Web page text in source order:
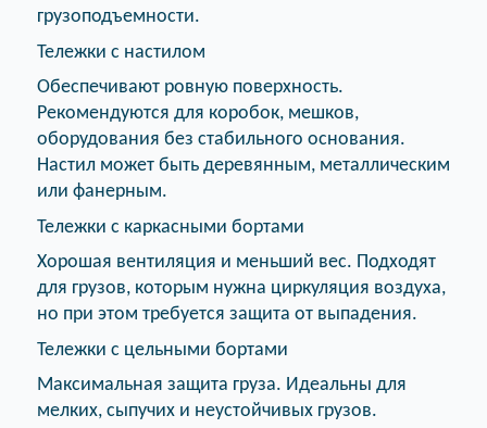
грузоподъемности.
Тележки с настилом
Обеспечивают ровную поверхность.
Рекомендуются для коробок, мешков,
оборудования без стабильного основания.
Настил может быть деревянным, металлическим
или фанерным.
Тележки с каркасными бортами
Хорошая вентиляция и меньший вес. Подходят
для грузов, которым нужна циркуляция воздуха,
но при этом требуется защита от выпадения.
Тележки с цельными бортами
Максимальная защита груза. Идеальны для
мелких, сыпучих и неустойчивых грузов.